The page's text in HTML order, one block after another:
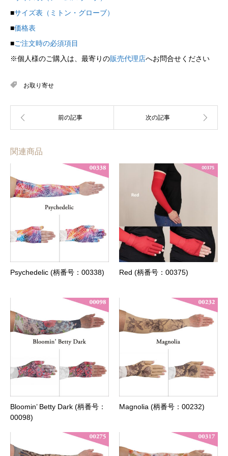
■サイズ表（ミトン・グローブ）
■価格表
■ご注文時の必須項目
※個人様のご購入は、最寄りの販売代理店へお問合せください
お取り寄せ
関連商品
Psychedelic (柄番号：00338) Red (柄番号：00375)
Bloomin’ Betty Dark (柄番号：
00098)
Magnolia (柄番号：00232)